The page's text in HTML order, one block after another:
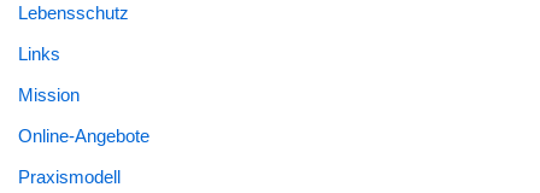
Lebensschutz
Links
Mission
Online-Angebote
Praxismodell